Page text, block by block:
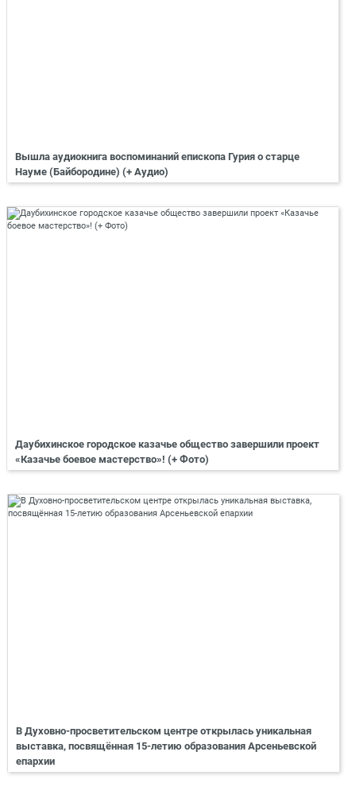
Вышла аудиокнига воспоминаний епископа Гурия о старце
Науме (Байбородине) (+ Аудио)
Даубихинское городское казачье общество завершили проект
«Казачье боевое мастерство»! (+ Фото)
В Духовно-просветительском центре открылась уникальная
выставка, посвящённая 15-летию образования Арсеньевской
епархии